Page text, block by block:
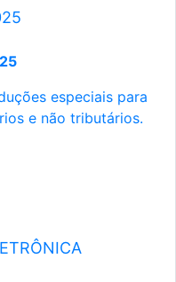
especiais para
e não tributários.